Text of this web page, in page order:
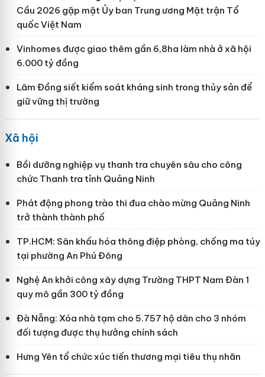
Cầu 2026 gặp mặt Ủy ban Trung ương Mặt trận Tổ
quốc Việt Nam
Vinhomes được giao thêm gần 6,8ha làm nhà ở xã hội
6.000 tỷ đồng
Lâm Đồng siết kiểm soát kháng sinh trong thủy sản để
giữ vững thị trường
Xã hội
Bồi dưỡng nghiệp vụ thanh tra chuyên sâu cho công
chức Thanh tra tỉnh Quảng Ninh
Phát động phong trào thi đua chào mừng Quảng Ninh
trở thành thành phố
TP.HCM: Sân khấu hóa thông điệp phòng, chống ma túy
tại phường An Phú Đông
Nghệ An khởi công xây dựng Trường THPT Nam Đàn 1
quy mô gần 300 tỷ đồng
Đà Nẵng: Xóa nhà tạm cho 5.757 hộ dân cho 3 nhóm
đối tượng được thụ hưởng chính sách
Hưng Yên tổ chức xúc tiến thương mại tiêu thụ nhãn